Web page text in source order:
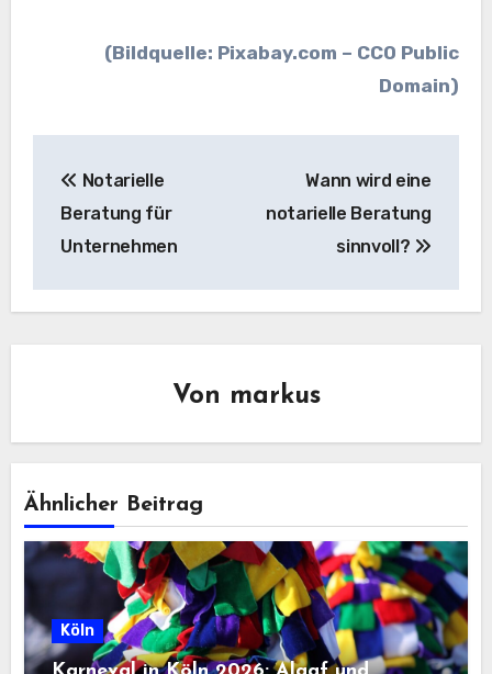
(Bildquelle: Pixabay.com – CC0 Public
Domain)
Notarielle
Beratung für
Unternehmen
Wann wird eine
notarielle Beratung
sinnvoll?
Von markus
Ähnlicher Beitrag
Köln